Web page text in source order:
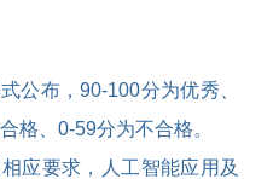
公布，90-100分为优秀、
格、 0-59分为不合格。
应要求，人工智能应用及